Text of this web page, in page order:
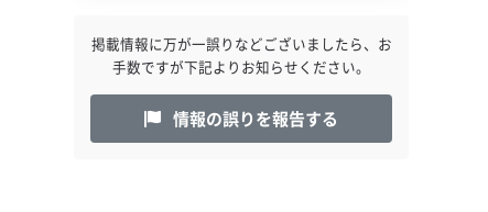
掲載情報に万が一誤りなどございましたら、お
手数ですが下記よりお知らせください。
情報の誤りを報告する